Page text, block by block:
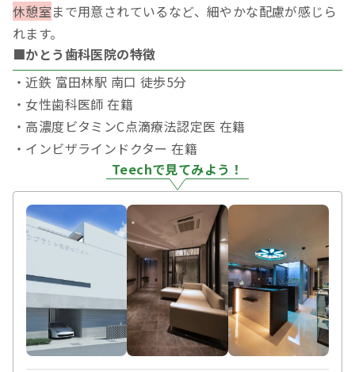
休憩室まで用意されているなど、細やかな配慮が感じら
れます。
■かとう歯科医院の特徴
・近鉄 富田林駅 南口 徒歩5分
・女性歯科医師 在籍
・高濃度ビタミンC点滴療法認定医 在籍
・インビザラインドクター 在籍
Teechで見てみよう！